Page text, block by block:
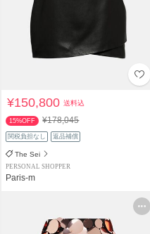
¥150,800送料込
15%OFF ¥178,045
関税負担なし 返品補償
The Sei
PERSONAL SHOPPER
Paris-m